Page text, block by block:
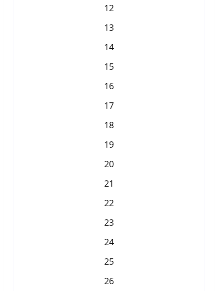
12
13
14
15
16
17
18
19
20
21
22
23
24
25
26